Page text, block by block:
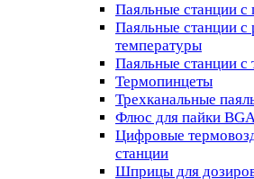
Паяльные станции с
Паяльные станции с
температуры
Паяльные станции
Термопинцеты
Трехканальные
Флюс для пайки BGA
Цифровые
станции
Шприцы для